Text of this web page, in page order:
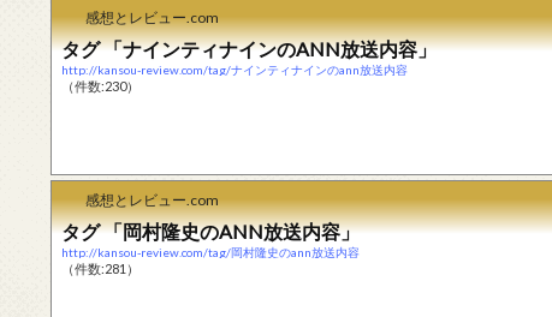
感想とレビュー.com
タグ 「ナインティナインのANN放送内容」
http://kansou-review.com/tag/ナインティナインのann放送内容
（件数:230）
感想とレビュー.com
タグ 「岡村隆史のANN放送内容」
http://kansou-review.com/tag/岡村隆史のann放送内容
（件数:281）